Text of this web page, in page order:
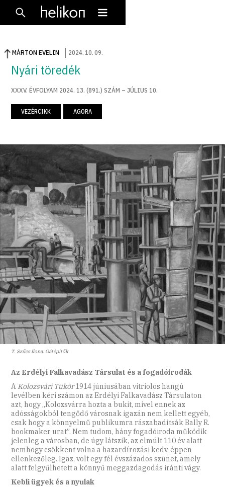
MÁRTON EVELIN 2024. 10.09.
Nyári töredék
XXXV. ÉVFOLYAM 2024. 13. (891.) SZÁM – JÚLIUS 10.
VEZÉRCIKK AGORA
T. Szűcs Ilona: Gátépítők
Az Erdélyi Falkavadász Társulat és a fogadóirodák
A Kolozsvári Tükör1914 júniusában vitriolos hangú
levélben kéri számon az Erdélyi Falkavadász Társulaton
azt, hogy „Kolozsvárra hozta a bukit, mivel ennek az
adósságokból tengődő városnak igazán nem kellett egyéb,
csak hogy a könnyelmű publikumra rászabadítsák Bally R.
bookmaker urat”. Nem tudom, hány fogadóiroda működik
jelenleg a városban, de úgy látszik, az elmúlt 110 év alatt
nemhogy csökkent volna a hazardírozási kedv, éppen
ellenkezőleg. Igaz, volt egy fél évszázados szünet, amely
alatt felgyűlhetett a könnyű meggazdagodás iránti vágy.
Kebli ügyek és a nyulak